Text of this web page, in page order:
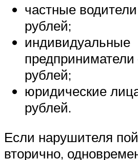
частные
рублей;
индивидуальные
рублей;
юридические
рублей.
Если нарушителя
вторично,